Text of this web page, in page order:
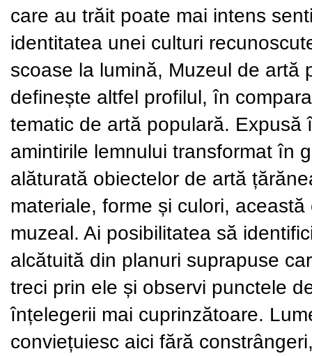
care au trăit poate mai intens
identitatea unei culturi
scoase la lumină, Muzeul de artă
definește altfel profilul, în
tematic de artă populară.
amintirile lemnului transformat în
alăturată obiectelor de artă
materiale, forme și culori,
muzeal. Ai posibilitatea să
alcătuită din planuri suprapuse
treci prin ele și observi punctele
înțelegerii mai cuprinzătoare.
conviețuiesc aici fără